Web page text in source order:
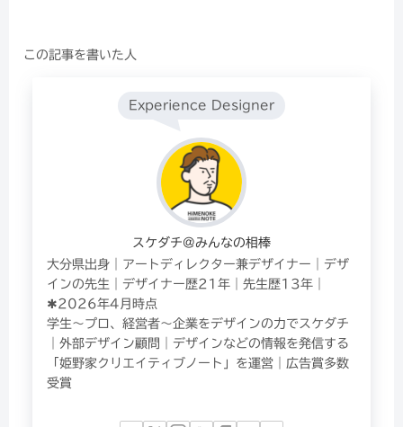
この記事を書いた人
Experience Designer
スケダチ@みんなの相棒
大分県出身｜アートディレクター兼デザイナー｜デザ
インの先生｜デザイナー歴21年｜先生歴13年｜
✱2026年4月時点
学生〜プロ、経営者〜企業をデザインの力でスケダチ
｜外部デザイン顧問｜デザインなどの情報を発信する
「姫野家クリエイティブノート」を運営｜広告賞多数
受賞